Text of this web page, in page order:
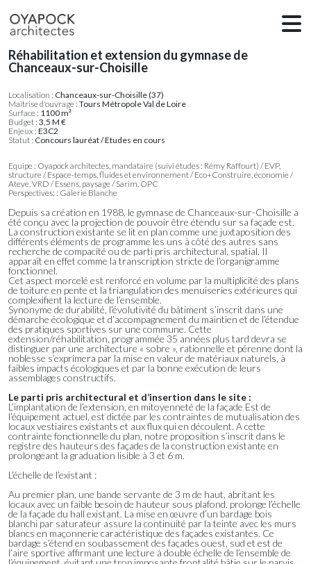
Réhabilitation et extension du gymnase de
Chanceaux-sur-Choisille
Localisation : Chanceaux-sur-Choisille (37)
Maîtrise d'ouvrage : Tours Métropole Val de Loire
Surface : 1100 m²
Budget : 3,5 M €
Enjeux : E3C2
Statut : Concours lauréat / Etudes en cours
Equipe : Oyapock architectes, mandataire (suivi études : Rémy Raffourt) / EVP,
structure / Espace-temps, fluides et environnement / Eco+Construire, économie /
Ateve, VRD / Essens, paysage / Sarim, OPC
Perspectives; : Galerie Blanche
Depuis sa création en 1988, le gymnase de Chanceaux-sur-Choisille a
été conçu avec la projection de pouvoir être étendu sur sa façade est.
La construction existante se lit en plan comme une juxtaposition des
différents éléments de programme les uns à côté des autres sans
recherche de compacité ou de parti pris architectural, spatial. Il
apparaît en effet comme la transcription stricte de l’organigramme
fonctionnel.
Cet aspect morcelé est renforcé en volume par la multiplicité des plans
de toiture en pente et la triangulation des menuiseries extérieures qui
complexifient la lecture de l’ensemble.
Synonyme de durabilité, l’évolutivité du bâtiment s’inscrit dans une
démarche écologique et d’accompagnement du maintien et de l’étendue
des pratiques sportives sur une commune. Cette
extension/réhabilitation, programmée 35 années plus tard devra se
distinguer par une architecture « sobre », rationnelle et pérenne dont la
noblesse s’exprimera par la mise en valeur de matériaux naturels, à
faibles impacts écologiques et par la bonne exécution de leurs
assemblages constructifs.
Le parti pris architectural et d’insertion dans le site :
L’implantation de l’extension, en mitoyenneté de la façade Est de
l’équipement actuel, est dictée par les contraintes de mutualisation des
locaux vestiaires existants et aux flux qui en découlent. A cette
contrainte fonctionnelle du plan, notre proposition s’inscrit dans le
registre des hauteurs des façades de la construction existante en
prolongeant la graduation lisible à 3 et 6 m.
L’échelle de l’existant :
Au premier plan, une bande servante de 3 m de haut, abritant les
locaux avec un faible besoin de hauteur sous plafond, prolonge l’échelle
de la façade du hall existant. La mise en œuvre d’un bardage bois
blanchi par saturateur assure la continuité par la teinte avec les murs
blancs en maçonnerie caractéristique des façades existantes. Ce
bardage s’étend en soubassement des façades ouest, sud et est de
l’aire sportive affirmant une lecture à double échelle de l’ensemble de